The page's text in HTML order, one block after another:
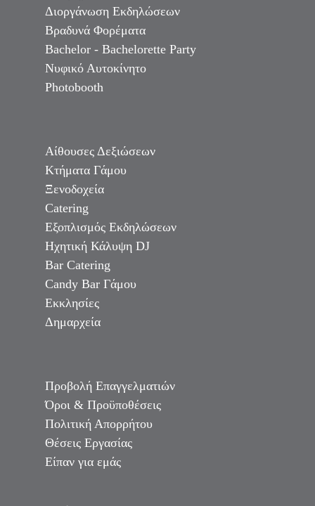
Διοργάνωση Εκδηλώσεων
Βραδυνά Φορέματα
Bachelor - Bachelorette Party
Νυφικό Αυτοκίνητο
Photobooth
Αίθουσες Δεξιώσεων
Κτήματα Γάμου
Ξενοδοχεία
Catering
Εξοπλισμός Εκδηλώσεων
Ηχητική Κάλυψη DJ
Bar Catering
Candy Bar Γάμου
Εκκλησίες
Δημαρχεία
Προβολή Επαγγελματιών
Όροι & Προϋποθέσεις
Πολιτική Απορρήτου
Θέσεις Εργασίας
Είπαν για εμάς